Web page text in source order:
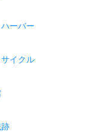
ーバー
イクル